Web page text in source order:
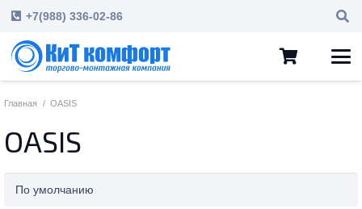
+7(988) 336-02-86
Главная / OASIS
OASIS